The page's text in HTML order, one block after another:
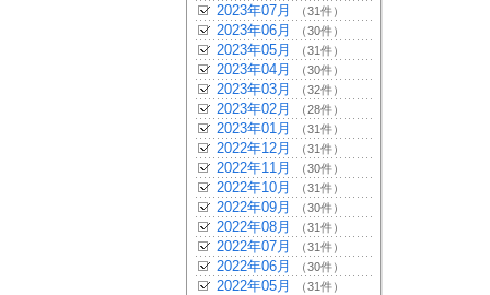
2023年07月 （31件）
2023年06月 （30件）
2023年05月 （31件）
2023年04月 （30件）
2023年03月 （32件）
2023年02月 （28件）
2023年01月 （31件）
2022年12月 （31件）
2022年11月 （30件）
2022年10月 （31件）
2022年09月 （30件）
2022年08月 （31件）
2022年07月 （31件）
2022年06月 （30件）
2022年05月 （31件）